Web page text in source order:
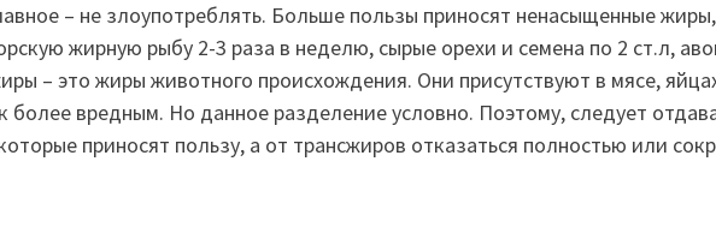
– не злоупотреблять. Больше пользы приносят ненасыщенные
жирную рыбу 2-3 раза в неделю, сырые орехи и семена по 2 ст.л,
– это жиры животного происхождения. Они присутствуют в мясе,
более вредным. Но данное разделение условно. Поэтому, следует
приносят пользу, а от трансжиров отказаться полностью или